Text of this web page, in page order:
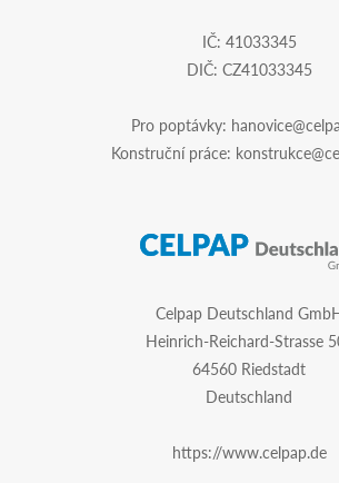
IČ: 41033345
DIČ: CZ41033345
Pro poptávky:
Konstruční práce:
Celpap Deutschland
Heinrich-Reichard-Strasse
64560 Riedstadt
Deutschland
https://www.celpap.de